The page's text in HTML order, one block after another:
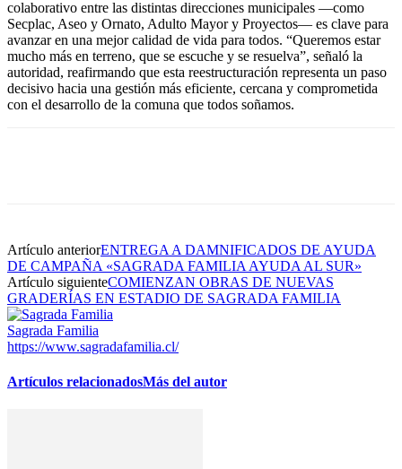
colaborativo entre las distintas direcciones municipales —como
Secplac, Aseo y Ornato, Adulto Mayor y Proyectos— es clave para
avanzar en una mejor calidad de vida para todos. “Queremos estar
mucho más en terreno, que se escuche y se resuelva”, señaló la
autoridad, reafirmando que esta reestructuración representa un paso
decisivo hacia una gestión más eficiente, cercana y comprometida
con el desarrollo de la comuna que todos soñamos.
Artículo anteriorENTREGA A DAMNIFICADOS DE AYUDA
DE CAMPAÑA «SAGRADA FAMILIA AYUDA AL SUR»
Artículo siguienteCOMIENZAN OBRAS DE NUEVAS
GRADERÍAS EN ESTADIO DE SAGRADA FAMILIA
Sagrada Familia
https://www.sagradafamilia.cl/
Artículos relacionadosMás del autor